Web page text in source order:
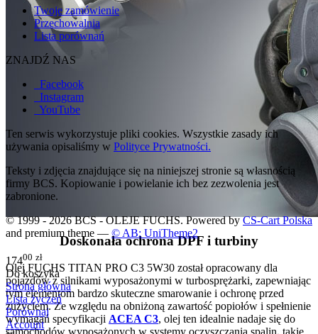
Doskonała ochrona DPF i turbiny
Olej FUCHS TITAN PRO C3 5W30 został opracowany dla
pojazdów z silnikami wyposażonymi w turbosprężarki, zapewniając
tym elementom bardzo skuteczne smarowanie i ochronę przed
zużyciem. Ze względu na obniżoną zawartość popiołów i spełnienie
wymagań specyfikacji ACEA C3, olej ten idealnie nadaje się do
Twoje zamówienie
Przechowalnia
Lista porównań
ZNAJDŹ NAS
Facebook
Instagram
YouTube
Ten serwis wykorzystuje pliki cookies. Wszystkie zasady ich
używania opisaliśmy w Polityce Prywatności.
Teksty i zdjęcia znajdujące się na niniejszej stronie są własnością
firmy BCS. Kopiowanie i powielanie ich bez zezwolenia jest
zabronione.
© 1999 - 2026 BCS - OLEJE FUCHS. Powered byCS-Cart Polska
and premium theme — © AB: UniTheme2
17400 zł
Do koszyka
Strona główna
Lista życzeń
Porównaj
Account